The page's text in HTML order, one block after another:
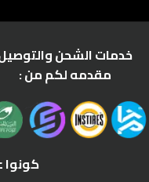
خدمات الشحن
مقدمه لكم من :
كونوا